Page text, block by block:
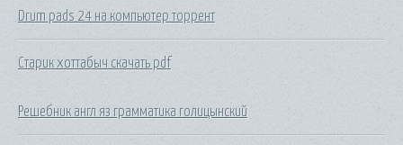
Drum pads 24 на компьютер торрент
Старик хоттабыч скачать pdf
Решебник англ яз грамматика голицынский